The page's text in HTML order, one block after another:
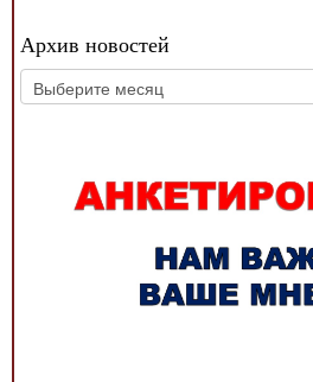
Архив новостей
Архив
новостей